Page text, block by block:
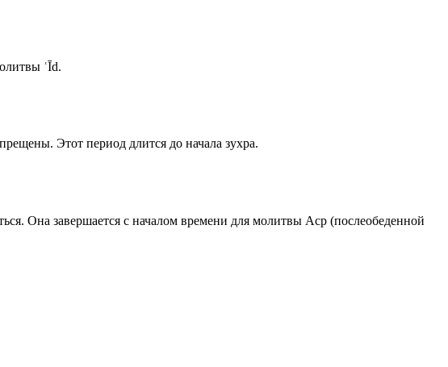
ʿĪd.
Этот период длится до начала зухра.
Она завершается с началом времени для молитвы Аср (послеобеденной